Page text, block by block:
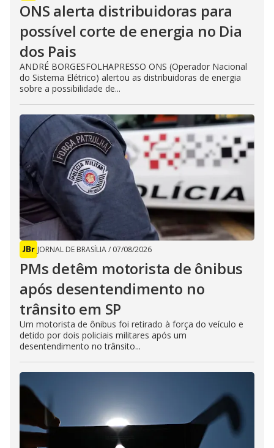
ONS alerta distribuidoras para
possível corte de energia no Dia
dos Pais
ANDRÉ BORGESFOLHAPRESSO ONS (Operador Nacional
do Sistema Elétrico) alertou as distribuidoras de energia
sobre a possibilidade de...
JORNAL DE BRASÍLIA/ 07/08/2026
PMs detêm motorista de ônibus
após desentendimento no
trânsito em SP
Um motorista de ônibus foi retirado à força do veículo e
detido por dois policiais militares após um
desentendimento no trânsito...